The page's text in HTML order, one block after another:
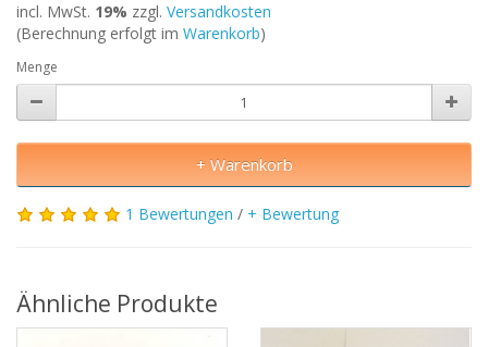
incl. MwSt. 19% zzgl. Versandkosten
(Berechnung erfolgt im Warenkorb)
Menge
+ Warenkorb
1 Bewertungen / + Bewertung
Ähnliche Produkte